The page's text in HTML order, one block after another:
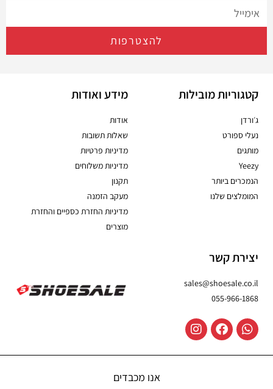
להצטרפות
קטגוריות מובילות
ג׳ורדן
נעלי ספורט
מותגים
Yeezy
הנמכרים ביותר
המומלצים שלנו
מידע ואודות
אודות
שאלות תשובות
מדיניות פרטיות
מדיניות משלוחים
תקנון
מעקב הזמנה
מדיניות החזרת כספיים והחזרת
מוצרים
יצירת קשר
sales@shoesale.co.il
055-966-1868
אנו מכבדים